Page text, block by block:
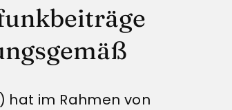
hat im Rahmen von